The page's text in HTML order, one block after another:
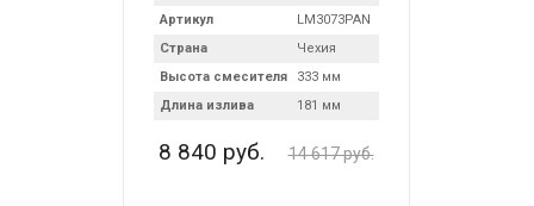
Артикул
LM3073PAN
Страна
Чехия
Высота смесителя
333 мм
Длина излива
181 мм
8 840 руб. 14 617 руб.